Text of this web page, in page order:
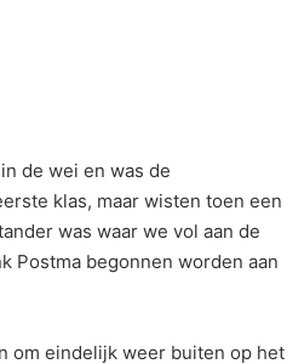
de wei en was de
klas, maar wisten toen een
was waar we vol aan de
Postma begonnen worden aan
om eindelijk weer buiten op het